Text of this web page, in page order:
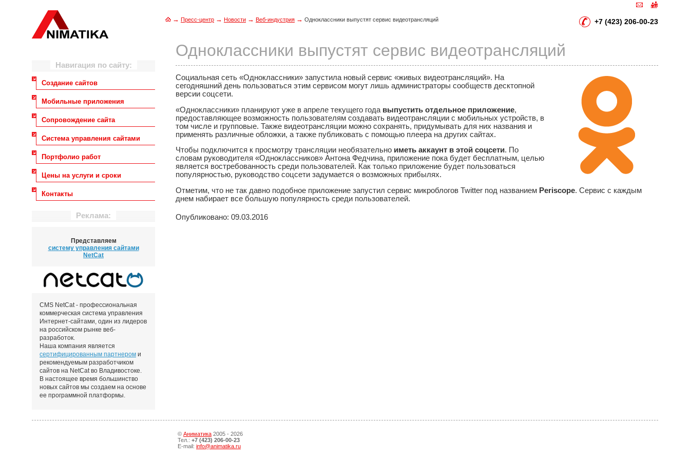
+7 (423) 206-00-23
→ Пресс-центр → Новости → Веб-индустрия → Одноклассники выпустят сервис видеотрансляций
Одноклассники выпустят сервис видеотрансляций
Социальная сеть «Одноклассники» запустила новый сервис «живых видеотрансляций». На
сегодняшний день пользоваться этим сервисом могут лишь администраторы сообществ десктопной
версии соцсети.
«Одноклассники» планируют уже в апреле текущего года выпустить отдельное приложение,
предоставляющее возможность пользователям создавать видеотрансляции с мобильных устройств, в
том числе и групповые. Также видеотрансляции можно сохранять, придумывать для них названия и
применять различные обложки, а также публиковать с помощью плеера на других сайтах.
Чтобы подключится к просмотру трансляции необязательно иметь аккаунт в этой соцсети. По
словам руководителя «Одноклассников» Антона Федчина, приложение пока будет бесплатным, целью
является востребованность среди пользователей. Как только приложение будет пользоваться
популярностью, руководство соцсети задумается о возможных прибылях.
Отметим, что не так давно подобное приложение запустил сервис микроблогов Twitter под названием Periscope. Сервис с каждым
днем набирает все большую популярность среди пользователей.
Опубликовано: 09.03.2016
Навигация по сайту:
Создание сайтов
Мобильные приложения
Сопровождение сайта
Система управления сайтами
Портфолио работ
Цены на услуги и сроки
Контакты
Реклама:
Представляем
систему управления сайтами
NetCat
CMS NetCat - профессиональная
коммерческая система управления
Интернет-сайтами, один из лидеров
на российском рынке веб-
разработок.
Наша компания является
сертифицированным партнером и
рекомендуемым разработчиком
сайтов на NetCat во Владивостоке.
В настоящее время большинство
новых сайтов мы создаем на основе
ее программной платформы.
© Аниматика 2005 - 2026
Тел.: +7 (423) 206-00-23
E-mail: info@animatika.ru